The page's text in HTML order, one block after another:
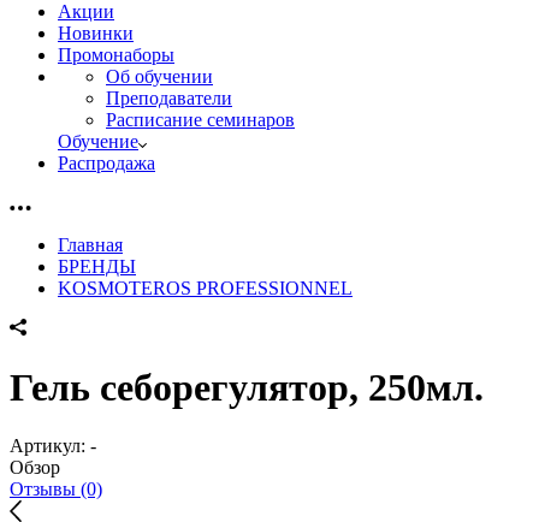
Акции
Новинки
Промонаборы
Об обучении
Преподаватели
Расписание семинаров
Обучение
Распродажа
Главная
БРЕНДЫ
KOSMOTEROS PROFESSIONNEL
Гель себорегулятор, 250мл.
Артикул: -
Обзор
Отзывы (0)